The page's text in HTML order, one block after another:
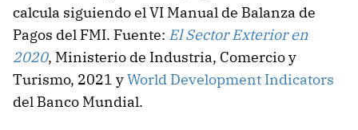
calcula siguiendo el VI Manual de Balanza de
Pagos del FMI. Fuente: El Sector Exterior en
2020, Ministerio de Industria, Comercio y
Turismo, 2021 yWorld Development Indicators
del Banco Mundial.